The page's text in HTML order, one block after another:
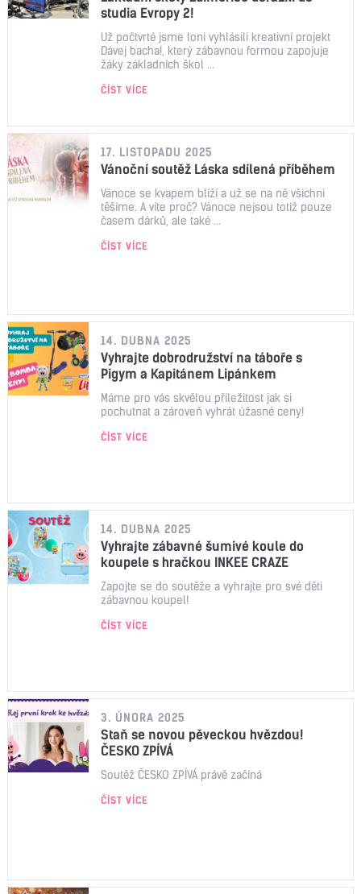
studia Evropy 2!
Už počtvrté jsme loni vyhlásili kreativní projekt
Dávej bacha!, který zábavnou formou zapojuje
žáky základních škol ...
ČÍST VÍCE
17. LISTOPADU 2025
Vánoční soutěž Láska sdílená příběhem
Vánoce se kvapem blíží a už se na ně všichni
těšíme. A víte proč? Vánoce nejsou totiž pouze
časem dárků, ale také ...
ČÍST VÍCE
14. DUBNA 2025
Vyhrajte dobrodružství na táboře s
Pigym a Kapitánem Lipánkem
Máme pro vás skvělou příležitost jak si
pochutnat a zároveň vyhrát úžasné ceny!
ČÍST VÍCE
14. DUBNA 2025
Vyhrajte zábavné šumivé koule do
koupele s hračkou INKEE CRAZE
Zapojte se do soutěže a vyhrajte pro své děti
zábavnou koupel!
ČÍST VÍCE
3. ÚNORA 2025
Staň se novou pěveckou hvězdou!
ČESKO ZPÍVÁ
Soutěž ČESKO ZPÍVÁ právě začíná
ČÍST VÍCE